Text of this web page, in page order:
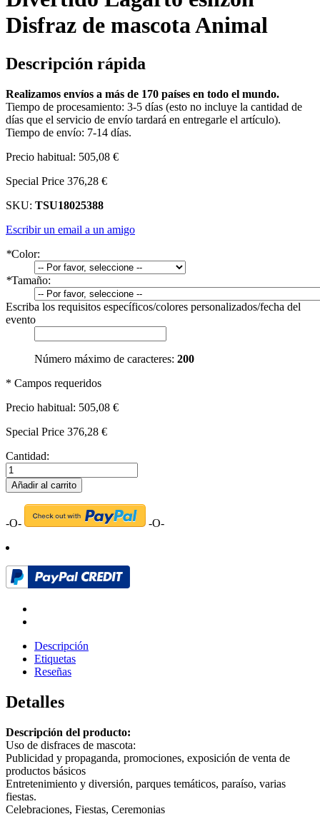
Disfraz de mascota Animal
Descripción rápida
Realizamos envíos a más de 170 países en todo el mundo.
Tiempo de procesamiento: 3-5 días (esto no incluye la cantidad de
días que el servicio de envío tardará en entregarle el artículo).
Tiempo de envío: 7-14 días.
Precio habitual: 505,08 €
Special Price 376,28 €
SKU: TSU18025388
Escribir un email a un amigo
*Color:
*Tamaño:
Escriba los requisitos específicos/colores personalizados/fecha del
evento
Número máximo de caracteres: 200
* Campos requeridos
Precio habitual: 505,08 €
Special Price 376,28 €
Cantidad:
Añadir al carrito
-O- -O-
Descripción
Etiquetas
Reseñas
Detalles
Descripción del producto:
Uso de disfraces de mascota:
Publicidad y propaganda, promociones, exposición de venta de
productos básicos
Entretenimiento y diversión, parques temáticos, paraíso, varias
fiestas.
Celebraciones, Fiestas, Ceremonias